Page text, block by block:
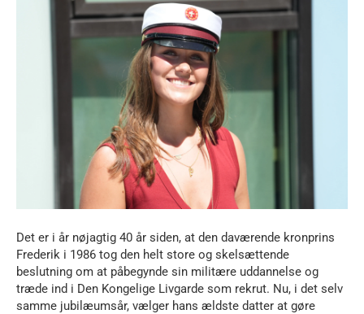
Det er i år nøjagtig 40 år siden, at den daværende kronprins
Frederik i 1986 tog den helt store og skelsættende
beslutning om at påbegynde sin militære uddannelse og
træde ind i Den Kongelige Livgarde som rekrut. Nu, i det selv
samme jubilæumsår, vælger hans ældste datter at gøre